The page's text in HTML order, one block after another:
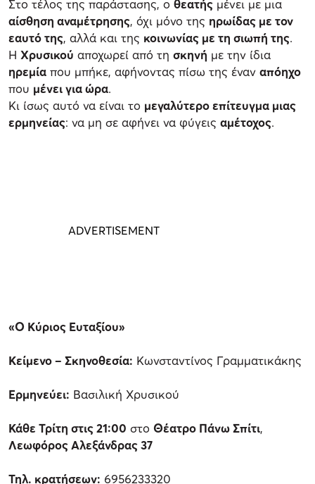
Στο τέλος της παράστασης, ο θεατής μένει με μια
αίσθηση αναμέτρησης, όχι μόνο της ηρωίδας με τον
εαυτό της, αλλά και της κοινωνίας με τη σιωπή της.
Η Χρυσικού αποχωρεί από τη σκηνή με την ίδια
ηρεμία που μπήκε, αφήνοντας πίσω της έναν απόηχο
που μένει για ώρα.
Κι ίσως αυτό να είναι το μεγαλύτερο επίτευγμα μιας
ερμηνείας: να μη σε αφήνει να φύγεις αμέτοχος.
«Ο Κύριος Ευταξίου»
Κείμενο – Σκηνοθεσία: Κωνσταντίνος Γραμματικάκης
Ερμηνεύει: Βασιλική Χρυσικού
Κάθε Τρίτη στις 21:00 στο Θέατρο Πάνω Σπίτι,
Λεωφόρος Αλεξάνδρας 37
Τηλ. κρατήσεων: 6956233320